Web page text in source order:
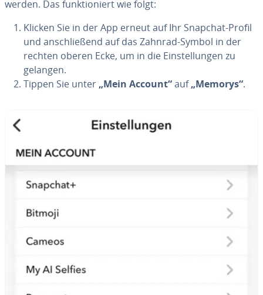
werden. Das funk­tio­niert wie folgt:
Klicken Sie in der App erneut auf Ihr Snapchat-Profil
und an­schlie­ßend auf das Zahnrad-Symbol in der
rechten oberen Ecke, um in die Ein­stel­lun­gen zu
gelangen.
Tippen Sie unter „Mein Account“auf„Memorys“.